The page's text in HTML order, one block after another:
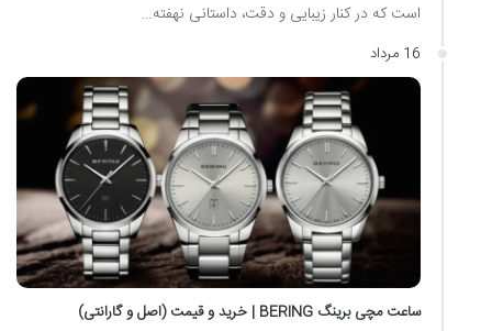
است که در کنار زیبایی و دقت، داستانی نهفته…
16 مرداد
ساعت مچی برینگ BERING | خرید و قیمت (اصل و گارانتی)